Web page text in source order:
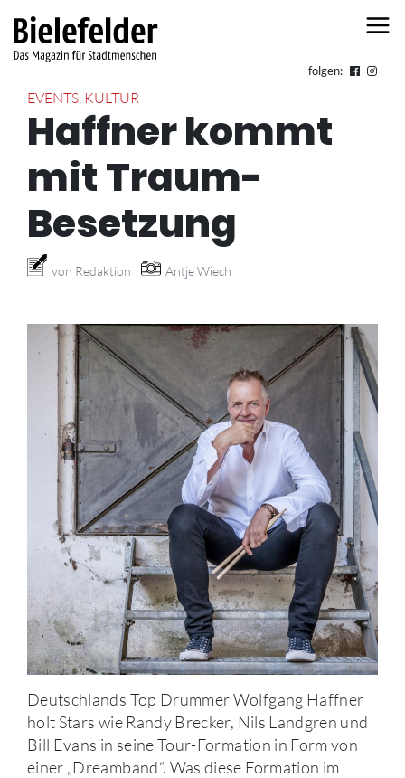
folgen:
EVENTS, KULTUR
Haffner kommt
mit Traum-
Besetzung
von Redaktion Antje Wiech
Deutschlands Top Drummer Wolfgang Haffner
holt Stars wie Randy Brecker, Nils Landgren und
Bill Evans in seine Tour-Formation in Form von
einer „Dreamband“. Was diese Formation im